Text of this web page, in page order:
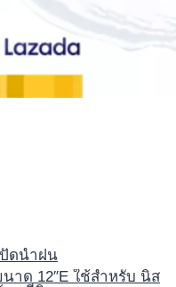
ดน้ำฝน
าด 12″E ใช้สำหรับ นิส